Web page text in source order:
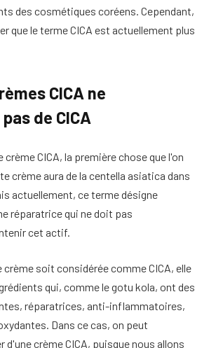
des cosmétiques coréens. Cependant,
que le terme CICA est actuellement plus
CICA ne
de CICA
crème CICA, la première chose que l'on
crème aura de la centella asiatica dans
actuellement, ce terme désigne
réparatrice qui ne doit pas
cet actif.
crème soit considérée comme CICA, elle
qui, comme le gotu kola, ont des
réparatrices, anti-inflammatoires,
Dans ce cas, on peut
crème CICA, puisque nous allons